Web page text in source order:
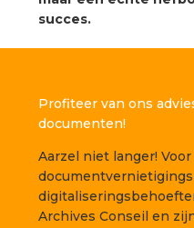
succes.
Profiteer van ons
documenten!
Aarzel niet langer!
Archives Conseil en